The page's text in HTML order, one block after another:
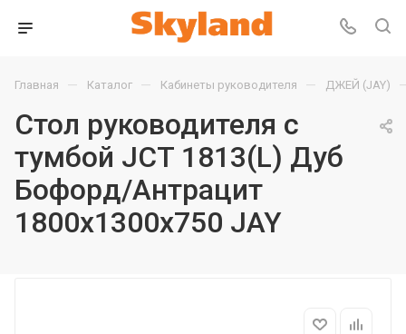
Главная — Каталог — Кабинеты руководителя — ДЖЕЙ (JAY)
Стол руководителя с
тумбой JCT 1813(L) Дуб
Бофорд/Антрацит
1800х1300х750 JAY